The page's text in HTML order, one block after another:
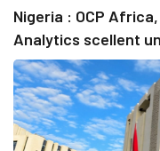
Nigeria : OCP
Analytics scellent